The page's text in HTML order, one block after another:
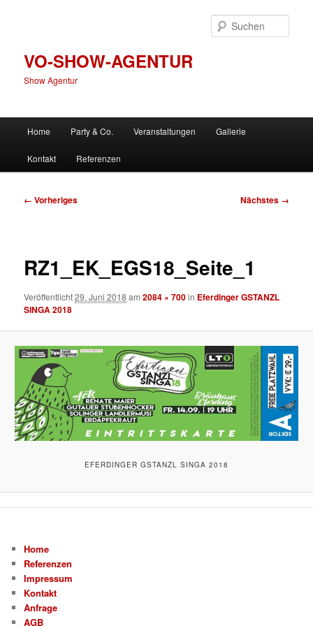
VO-SHOW-AGENTUR
Show Agentur
Home Party & Co. Veranstaltungen Gallerie
Kontakt Referenzen
Bilder-
← Vorheriges Nächstes →
RZ1_EK_EGS18_Seite_1
Veröffentlicht29. Juni 2018 am2084 × 700in Eferdinger GSTANZL
SINGA 2018
EFERDINGER GSTANZL SINGA 2018
Home
Referenzen
Impressum
Kontakt
Anfrage
AGB